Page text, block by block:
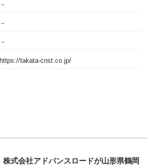
－
－
－
https://takata-cnst.co.jp/
株式会社アドバンスロードが山形県鶴岡